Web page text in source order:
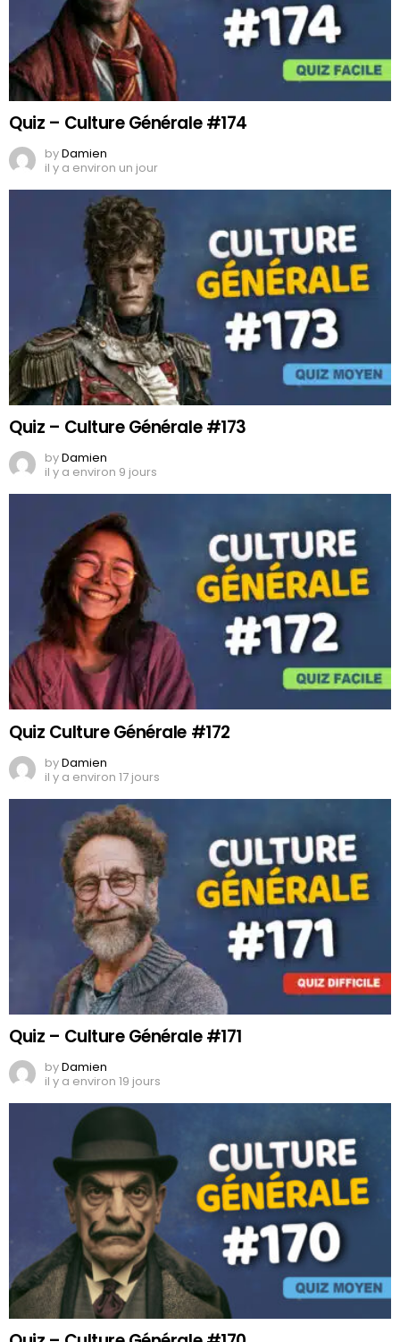
Quiz – Culture Générale #174
byDamien
il y a environ un jour
Quiz – Culture Générale #173
byDamien
il y a environ 9 jours
Quiz Culture Générale #172
byDamien
il y a environ 17 jours
Quiz – Culture Générale #171
byDamien
il y a environ 19 jours